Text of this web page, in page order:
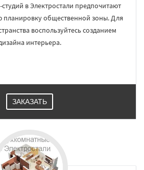
в Электростали предпочитают
планировку общественной зоны. Для
воспользуйтесь созданием
интерьера.
ЗАКАЗАТЬ